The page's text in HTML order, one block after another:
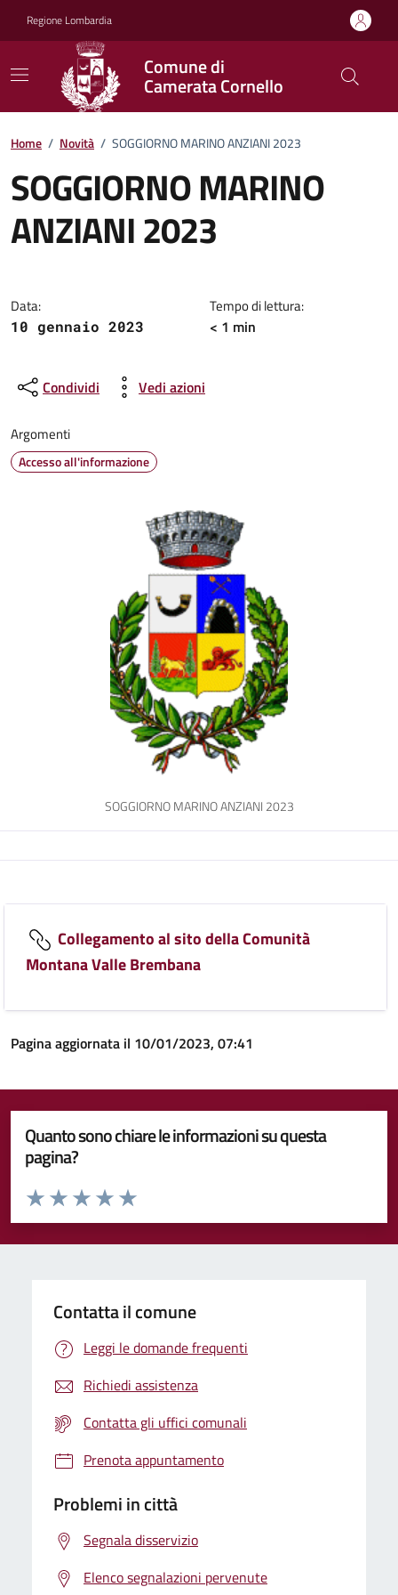
Regione Lombardia
Comune di
Camerata Cornello
Home / Novità / SOGGIORNO MARINO ANZIANI 2023
SOGGIORNO MARINO
ANZIANI 2023
Data:
10 gennaio 2023
Tempo di lettura:
< 1 min
Condividi Vedi azioni
Argomenti
Accesso all'informazione
SOGGIORNO MARINO ANZIANI 2023
Collegamento al sito della Comunità
Montana Valle Brembana
Pagina aggiornata il 10/01/2023, 07:41
Quanto sono chiare le informazioni su questa
pagina?
Valuta da 1 a 5 stelle la pagina
Valuta 5 stelle su 5
Valuta 4 stelle su 5
Valuta 3 stelle su 5
Valuta 2 stelle su 5
Valuta 1 stelle su 5
Contatta il comune
Leggi le domande frequenti
Richiedi assistenza
Contatta gli uffici comunali
Prenota appuntamento
Problemi in città
Segnala disservizio
Elenco segnalazioni pervenute